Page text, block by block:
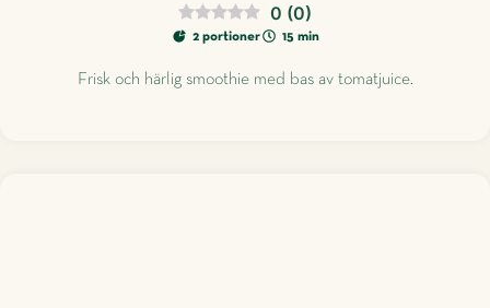
0 (0)
2 portioner 15 min
Frisk och härlig smoothie med bas av tomatjuice.